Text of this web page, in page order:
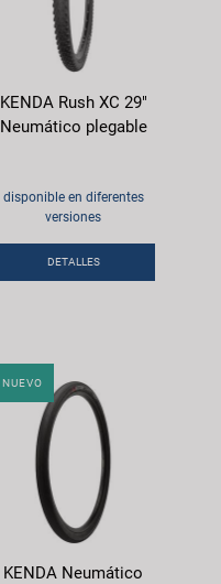
KENDA Rush XC 29"
Neumático plegable
disponible en diferentes
versiones
DETALLES
NUEVO
KENDA Neumático